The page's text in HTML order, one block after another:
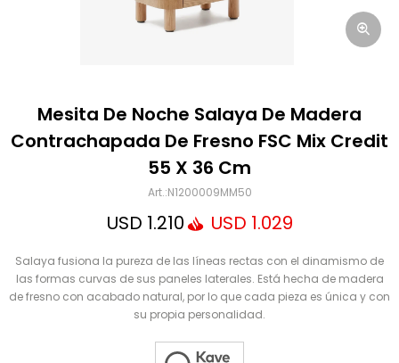
Mesita De Noche Salaya De Madera
Contrachapada De Fresno FSC Mix Credit
55 X 36 Cm
N1200009MM50
USD 1.210 USD 1.029
Salaya fusiona la pureza de las líneas rectas con el dinamismo de
las formas curvas de sus paneles laterales. Está hecha de madera
de fresno con acabado natural, por lo que cada pieza es única y con
su propia personalidad.
Mensaje